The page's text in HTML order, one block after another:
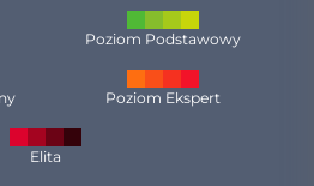
Poziom Podstawowy
Poziom Ekspert
Elita